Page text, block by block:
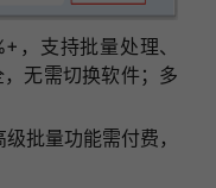
，支持批量处理、
无需切换软件；多
批量功能需付费，